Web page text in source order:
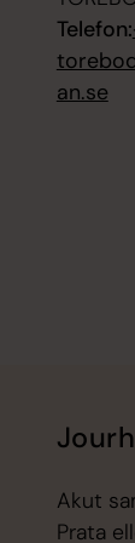
Telefon:
an.se
Akut
Prata